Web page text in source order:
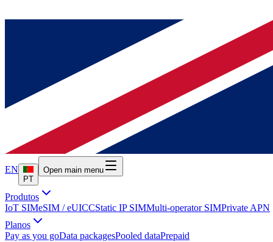
EN
PT
Open main menu
Produtos
IoT SIMeSIM / eUICCStatic IP SIMMulti-operator SIMPrivate APN
Planos
Pay as you goData packagesPooled dataPrepaid